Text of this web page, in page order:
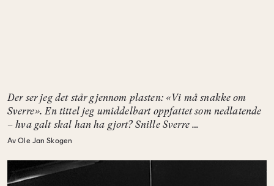
Der ser jeg det står gjennom plasten: «Vi må snakke om
Sverre». En tittel jeg umiddelbart oppfattet som nedlatende
– hva galt skal han ha gjort? Snille Sverre …
Av Ole Jan Skogen